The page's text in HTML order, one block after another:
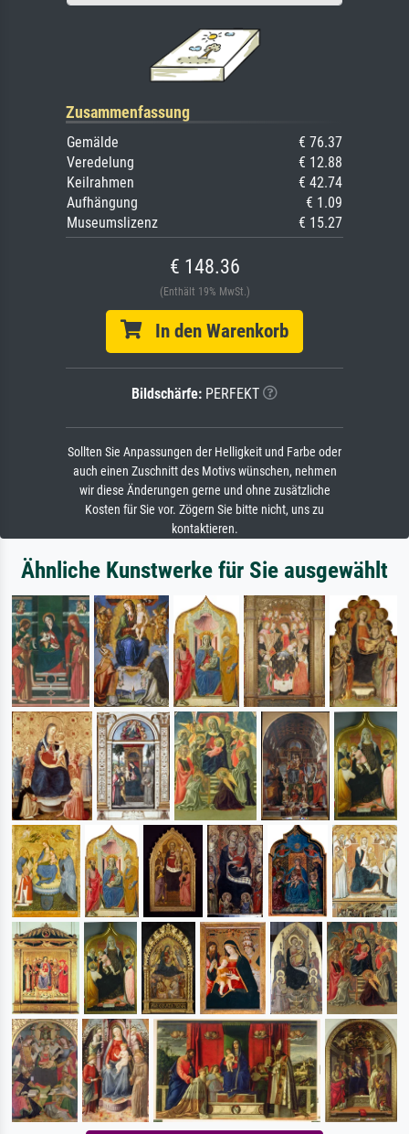
Zusammenfassung
Gemälde
€ 76.37
Veredelung
€ 12.88
Keilrahmen
€ 42.74
Aufhängung
€ 1.09
Museumslizenz
€ 15.27
€ 148.36
(Enthält 19% MwSt.)
In den Warenkorb
Bildschärfe: PERFEKT
Sollten Sie Anpassungen der Helligkeit und Farbe oder
auch einen Zuschnitt des Motivs wünschen, nehmen
wir diese Änderungen gerne und ohne zusätzliche
Kosten für Sie vor. Zögern Sie bitte nicht, uns zu
kontaktieren.
Ähnliche Kunstwerke für Sie ausgewählt